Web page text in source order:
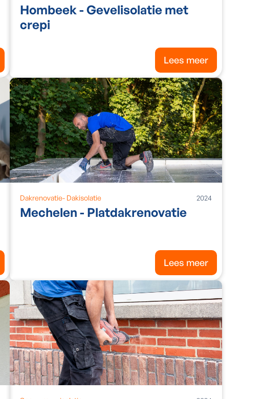
Hombeek - Gevelisolatie met
crepi
Lees meer
Dakrenovatie- Dakisolatie 2024
Mechelen - Platdakrenovatie
Lees meer